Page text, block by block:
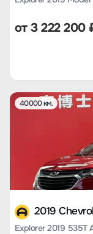
от3 222 200
40000 км.
2019
Explorer 2019 535T